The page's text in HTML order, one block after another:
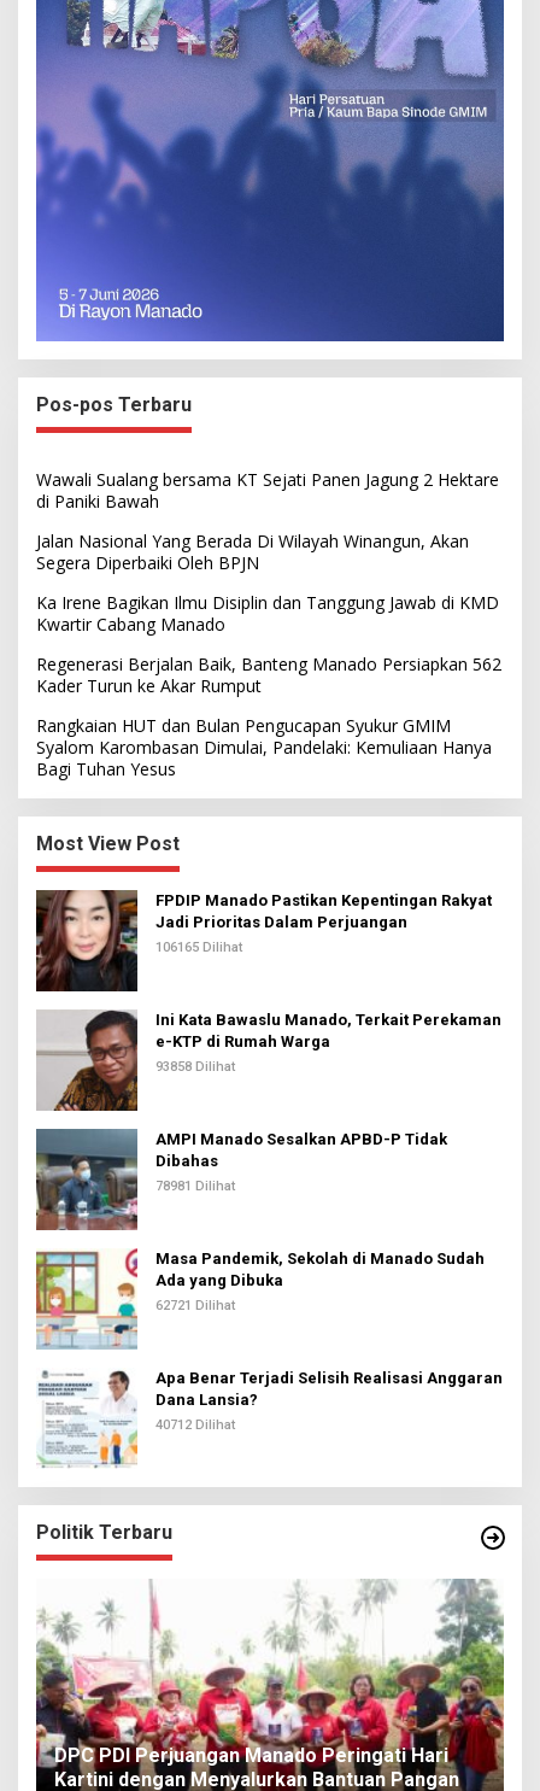
Pos-pos Terbaru
Wawali Sualang bersama KT Sejati Panen Jagung 2 Hektare
di Paniki Bawah
Jalan Nasional Yang Berada Di Wilayah Winangun, Akan
Segera Diperbaiki Oleh BPJN
Ka Irene Bagikan Ilmu Disiplin dan Tanggung Jawab di KMD
Kwartir Cabang Manado
Regenerasi Berjalan Baik, Banteng Manado Persiapkan 562
Kader Turun ke Akar Rumput
Rangkaian HUT dan Bulan Pengucapan Syukur GMIM
Syalom Karombasan Dimulai, Pandelaki: Kemuliaan Hanya
Bagi Tuhan Yesus
Most View Post
FPDIP Manado Pastikan Kepentingan Rakyat
Jadi Prioritas Dalam Perjuangan
106165 Dilihat
Ini Kata Bawaslu Manado, Terkait Perekaman
e-KTP di Rumah Warga
93858 Dilihat
AMPI Manado Sesalkan APBD-P Tidak
Dibahas
78981 Dilihat
Masa Pandemik, Sekolah di Manado Sudah
Ada yang Dibuka
62721 Dilihat
Apa Benar Terjadi Selisih Realisasi Anggaran
Dana Lansia?
40712 Dilihat
Politik Terbaru
DPC PDI Perjuangan Manado Peringati Hari
Kartini dengan Menyalurkan Bantuan Pangan